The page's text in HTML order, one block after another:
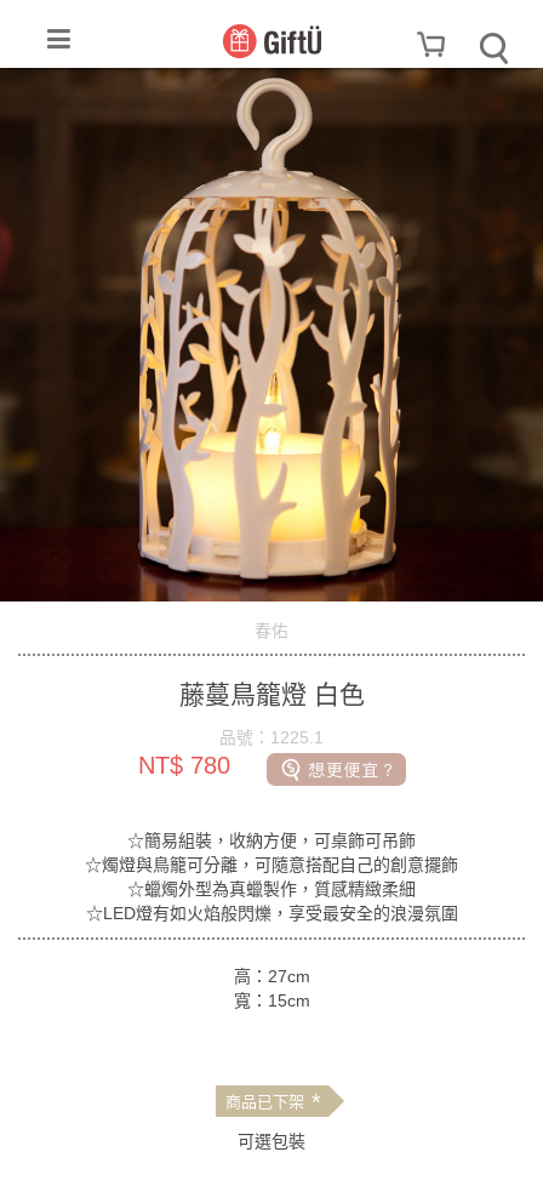
春佑
藤蔓鳥籠燈 白色
品號：1225.1
NT$ 780
☆簡易組裝，收納方便，可桌飾可吊飾
☆燭燈與鳥籠可分離，可隨意搭配自己的創意擺飾
☆蠟燭外型為真蠟製作，質感精緻柔細
☆LED燈有如火焰般閃爍，享受最安全的浪漫氛圍
高：27cm
寬：15cm
商品已下架 *
可選包裝